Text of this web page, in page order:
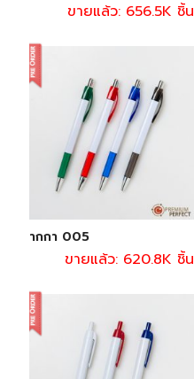
ขายแล้ว: 656.5K ชิ้น
ปากกา 005
ขายแล้ว: 620.8K ชิ้น